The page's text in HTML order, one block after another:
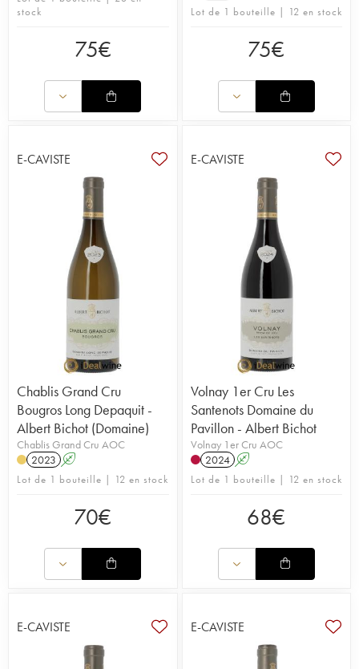
stock
75€
Lot de 1 bouteille | 12 en stock
75€
E-CAVISTE
Chablis Grand Cru
Bougros Long Depaquit -
Albert Bichot (Domaine)
Chablis Grand Cru AOC
2023 A
Lot de 1 bouteille | 12 en stock
70€
E-CAVISTE
Volnay 1er Cru Les
Santenots Domaine du
Pavillon - Albert Bichot
Volnay 1er Cru AOC
2024 A
Lot de 1 bouteille | 12 en stock
68€
E-CAVISTE E-CAVISTE